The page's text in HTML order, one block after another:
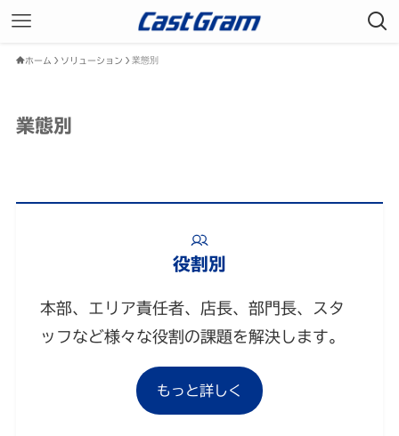
ホーム ソリューション 業態別
業態別
役割別
本部、エリア責任者、店長、部門長、スタ
ッフなど様々な役割の課題を解決します。
もっと詳しく